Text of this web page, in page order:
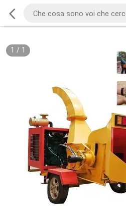
1 / 1